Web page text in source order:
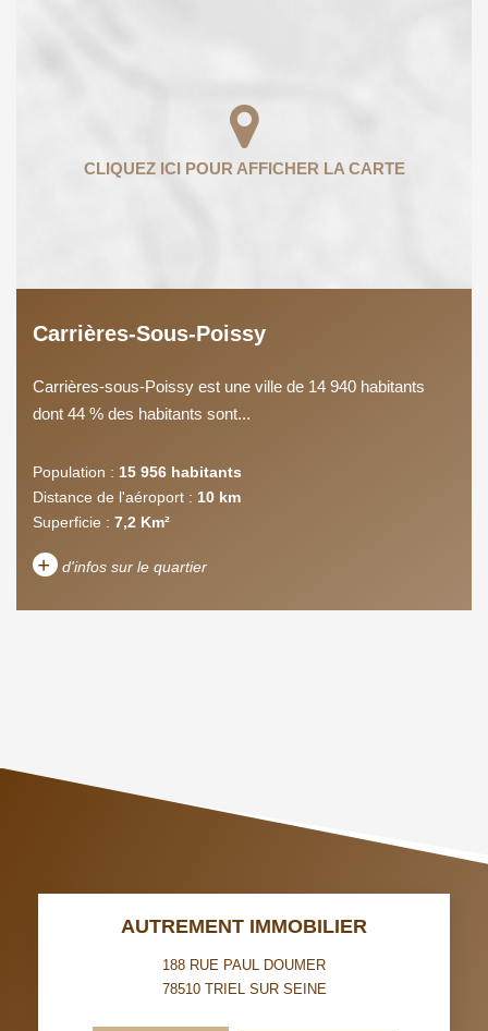
Carrières-Sous-Poissy
Carrières-sous-Poissy est une ville de 14 940 habitants
dont 44 % des habitants sont...
Population : 15 956 habitants
Distance de l'aéroport : 10 km
Superficie : 7,2 Km²
+ d'infos sur le quartier
TAUX DE PROPRIÉTAIRES
PART DES MÉNAGES SANS
AUTREMENT IMMOBILIER
188 RUE PAUL DOUMER
78510 TRIEL SUR SEINE